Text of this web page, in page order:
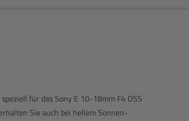
für das Sony E 10-18mm F4 OSS
Sie auch bei hellem Sonnen-